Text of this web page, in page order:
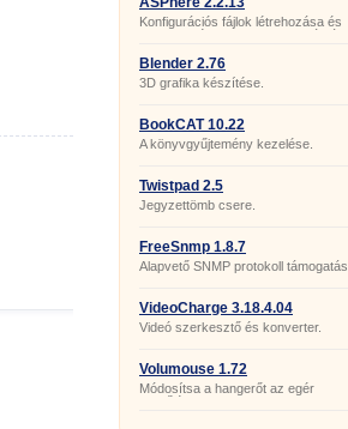
Konfigurációs fájlok létrehozása és
szerkesztése az ASP.NET számára.
Blender 2.76
3D grafika készítése.
BookCAT 10.22
A könyvgyűjtemény kezelése.
Twistpad 2.5
Jegyzettömb csere.
FreeSnmp 1.8.7
Alapvető SNMP protokoll támogatás.
VideoCharge 3.18.4.04
Videó szerkesztő és konverter.
Volumouse 1.72
Módosítsa a hangerőt az egér
görgőjével.